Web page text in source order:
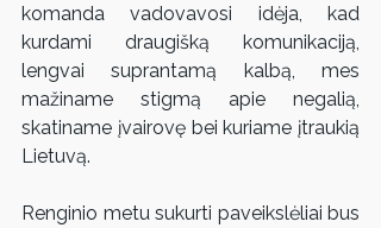
komanda vadovavosi idėja, kad
kurdami draugišką komunikaciją,
lengvai suprantamą kalbą, mes
mažiname stigmą apie negalią,
skatiname įvairovę bei kuriame įtraukią
Lietuvą.
Renginio metu sukurti paveikslėliai bus